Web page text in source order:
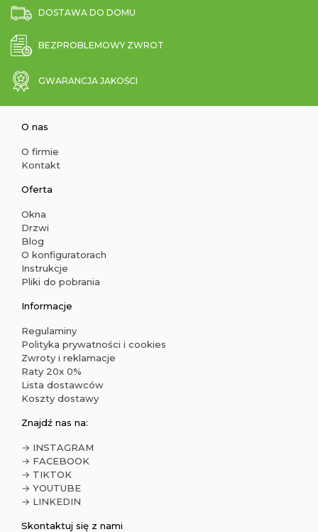
DOSTAWA DO DOMU
BEZPROBLEMOWY ZWROT
GWARANCJA JAKOŚCI
O nas
O firmie
Kontakt
Oferta
Okna
Drzwi
Blog
O konfiguratorach
Instrukcje
Pliki do pobrania
Informacje
Regulaminy
Polityka prywatności i cookies
Zwroty i reklamacje
Raty 20x 0%
Lista dostawców
Koszty dostawy
Znajdź nas na:
→ INSTAGRAM
→ FACEBOOK
→ TIKTOK
→ YOUTUBE
→ LINKEDIN
Skontaktuj się z nami